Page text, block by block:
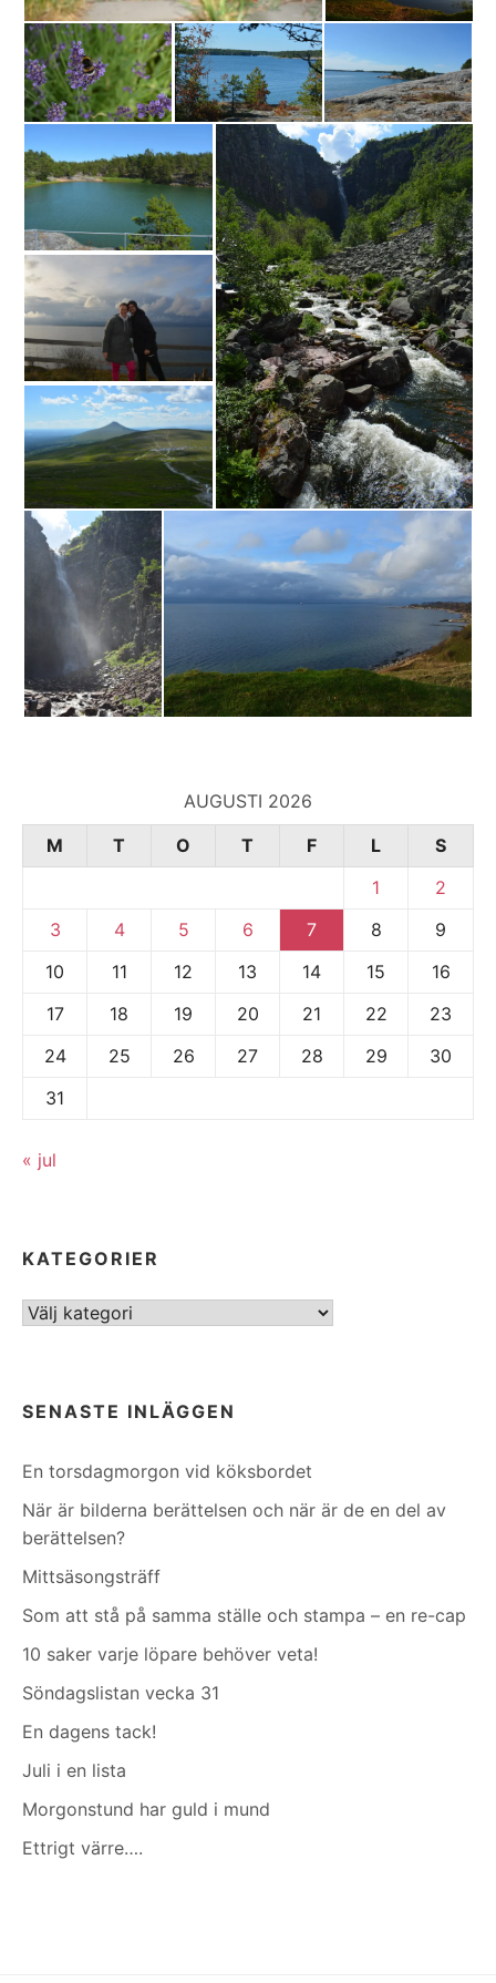
AUGUSTI 2026
M
T O T F L
S
1
2
3
4 5 6 7 8
9
10
11 12 13 14 15
16
17
18 19 20 21 22
23
24
25 26 27 28 29
30
31
« jul
KATEGORIER
Kategorier
SENASTE INLÄGGEN
En torsdagmorgon vid köksbordet
När är bilderna berättelsen och när är de en del av
berättelsen?
Mittsäsongsträff
Som att stå på samma ställe och stampa – en re-cap
10 saker varje löpare behöver veta!
Söndagslistan vecka 31
En dagens tack!
Juli i en lista
Morgonstund har guld i mund
Ettrigt värre….